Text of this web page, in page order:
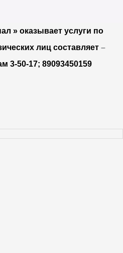
» оказывает услуги по
лиц составляет–
3-50-17; 89093450159